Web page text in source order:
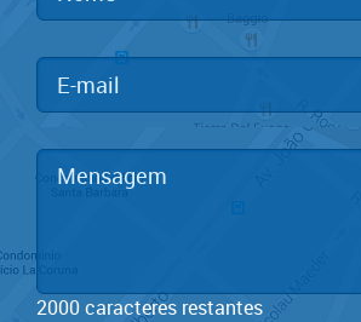
2000caracteres restantes